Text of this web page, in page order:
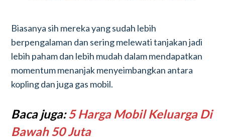
Biasanya sih mereka yang sudah lebih
berpengalaman dan sering melewati tanjakan jadi
lebih paham dan lebih mudah dalam mendapatkan
momentum menanjak menyeimbangkan antara
kopling dan juga gas mobil.
Baca juga:5 Harga Mobil Keluarga Di
Bawah 50 Juta